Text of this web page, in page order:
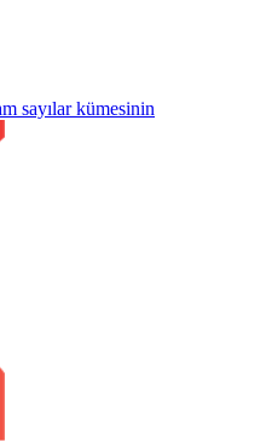
sayılar kümesinin